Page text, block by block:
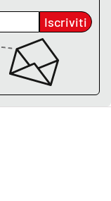
Iscriviti